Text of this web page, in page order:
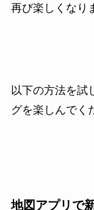
再び楽しくなり
以下の方法を試
グを楽しんでく
地図アプリで